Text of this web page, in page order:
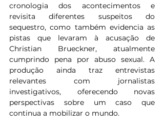
cronologia dos acontecimentos e
revisita diferentes suspeitos do
sequestro, como também evidencia as
pistas que levaram à acusação de
Christian Brueckner, atualmente
cumprindo pena por abuso sexual. A
produção ainda traz entrevistas
relevantes com jornalistas
investigativos, oferecendo novas
perspectivas sobre um caso que
continua a mobilizar o mundo.